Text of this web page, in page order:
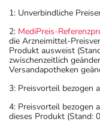
1: Unverbindliche
2: MediPreis-
die Arzneimittel-
Produkt ausweist
zwischenzeitlich
Versandapotheken
3: Preisvorteil bezogen
4: Preisvorteil bezogen
dieses Produkt (Stand: